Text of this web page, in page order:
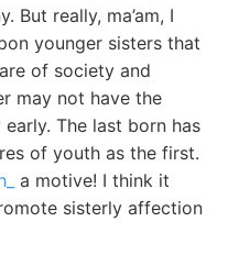
But really, ma’am, I
younger sisters that
of society and
may not have the
The last born has
of youth as the first.
a motive! I think it
sisterly affection